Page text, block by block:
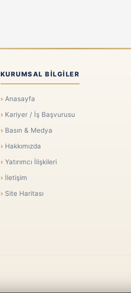
KURUMSAL BILGILER
Anasayfa
Kariyer / İş Başvurusu
Basın & Medya
Hakkımızda
Yatırımcı İlişkileri
İletişim
Site Haritası